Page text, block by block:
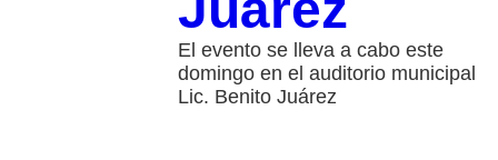
El evento se lleva a cabo este
domingo en el auditorio municipal
Lic. Benito Juárez